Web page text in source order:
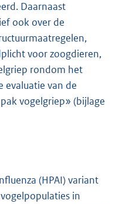
Daarnaast
ook over de
voor zoogdieren,
rondom het
evaluatie van de
vogelgriep» (bijlage
(HPAI) variant
in